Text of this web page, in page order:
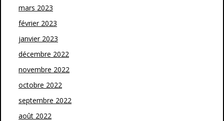
mars 2023
février 2023
janvier 2023
décembre 2022
novembre 2022
octobre 2022
septembre 2022
août 2022